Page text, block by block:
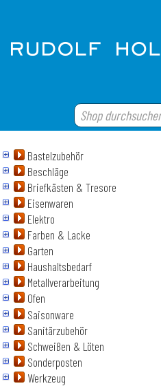
Bastelzubehör
Beschläge
Briefkästen & Tresore
Eisenwaren
Elektro
Farben & Lacke
Garten
Haushaltsbedarf
Metallverarbeitung
Ofen
Saisonware
Sanitärzubehör
Schweißen & Löten
Sonderposten
Werkzeug